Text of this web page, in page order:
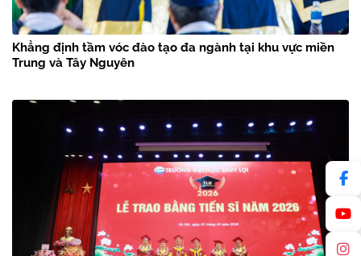
Khẳng định tầm vóc đào tạo đa ngành tại khu vực miền
Trung và Tây Nguyên